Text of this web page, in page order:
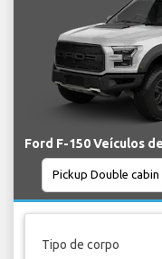
Ford F-150 Veículos
Tipo de corpo